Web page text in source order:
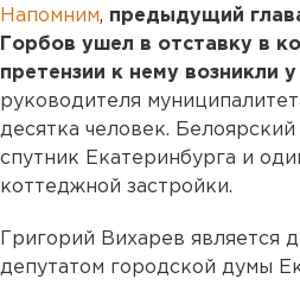
Напомним, предыдущий
Горбов ушел в отставку в
претензии к нему возникли
руководителя
десятка человек.
спутник Екатеринбурга и
коттеджной застройки.
Григорий Вихарев является
депутатом городской думы